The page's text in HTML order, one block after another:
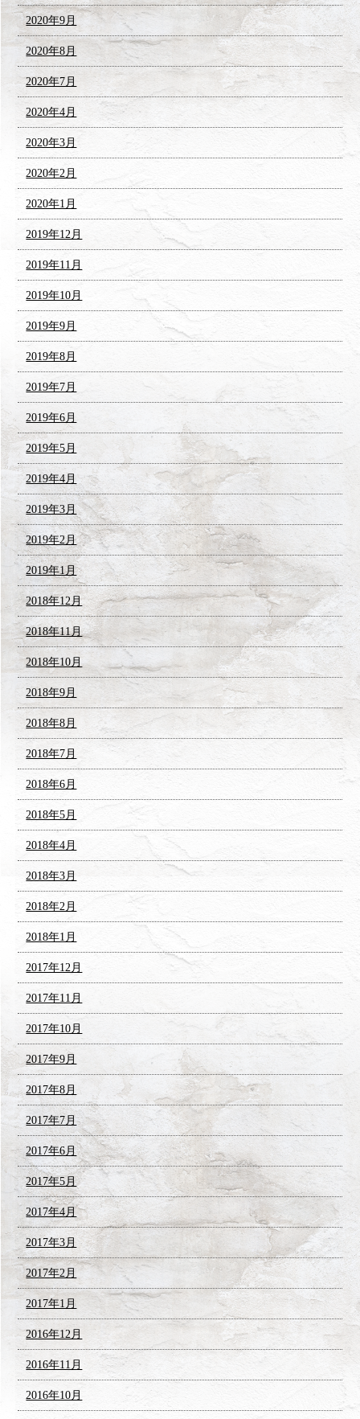
2020年9月
2020年8月
2020年7月
2020年4月
2020年3月
2020年2月
2020年1月
2019年12月
2019年11月
2019年10月
2019年9月
2019年8月
2019年7月
2019年6月
2019年5月
2019年4月
2019年3月
2019年2月
2019年1月
2018年12月
2018年11月
2018年10月
2018年9月
2018年8月
2018年7月
2018年6月
2018年5月
2018年4月
2018年3月
2018年2月
2018年1月
2017年12月
2017年11月
2017年10月
2017年9月
2017年8月
2017年7月
2017年6月
2017年5月
2017年4月
2017年3月
2017年2月
2017年1月
2016年12月
2016年11月
2016年10月